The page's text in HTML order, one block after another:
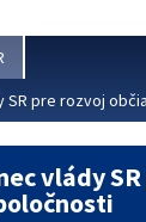
SR pre rozvoj
vlády